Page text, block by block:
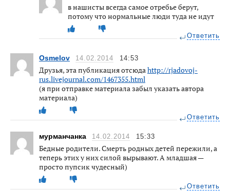
в нашисты всегда самое отребье берут,
потому что нормальные люди туда не идут
Ответить
Osmelov 14.02.2014 14:53
Друзья, эта публикация отсюдаhttp://rjadovoj-
rus.livejournal.com/1467355.html
(я при отправке материала забыл указать автора
материала)
Ответить
мурманчанка 14.02.2014 15:33
Бедные родители. Смерть родных детей пережили, а
теперь этих у них силой вырывают. А младшая —
просто пупсик чудесный)
Ответить